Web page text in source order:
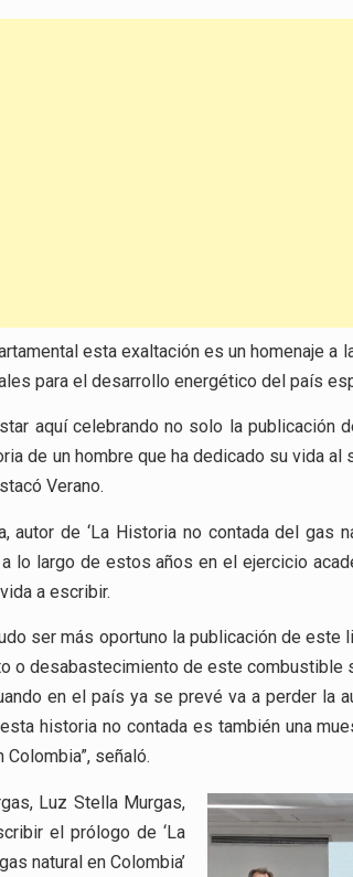
esta exaltación es un homenaje
para el desarrollo energético del país
aquí celebrando no solo la publicación
de un hombre que ha dedicado su vida
Verano.
autor de ‘La Historia no contada del gas
lo largo de estos años en el ejercicio
a escribir.
ser más oportuno la publicación de
o desabastecimiento de este combustible
en el país ya se prevé va a perder la
historia no contada es también una
señaló.
Luz Stella Murgas,
el prólogo de ‘La
natural en Colombia’